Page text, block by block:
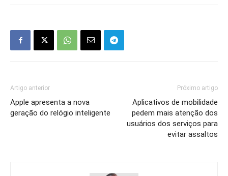
Artigo anterior
Apple apresenta a nova
geração do relógio inteligente
Próximo artigo
Aplicativos de mobilidade
pedem mais atenção dos
usuários dos serviços para
evitar assaltos